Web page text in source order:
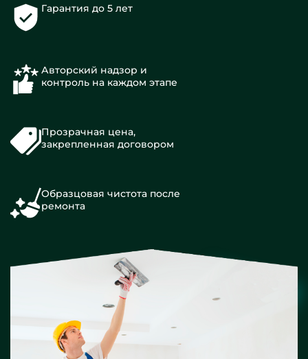
Гарантия до 5 лет
Авторский надзор и
контроль на каждом этапе
Прозрачная цена,
закрепленная договором
Образцовая чистота после
ремонта